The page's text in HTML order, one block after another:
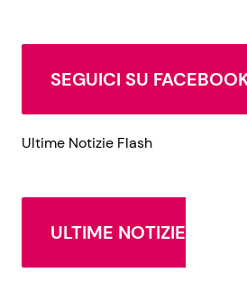
SEGUICI SU
Ultime Notizie Flash
ULTIME NOTIZIE